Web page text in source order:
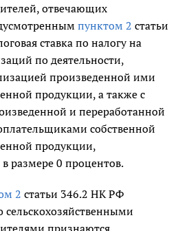
отвечающих
пунктом 2 статьи
ставка по налогу на
по деятельности,
произведенной ими
продукции, а также с
и переработанной
собственной
продукции,
в размере 0 процентов.
2 статьи 346.2 НК РФ
сельскохозяйственными
признаются